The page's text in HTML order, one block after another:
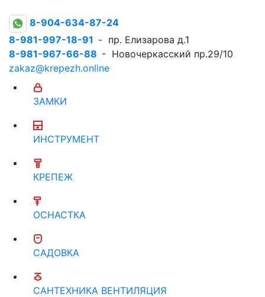
8-904-634-87-24
8-981-997-18-91 - пр. Елизарова д.1
8-981-967-66-88 - Новочеркасский пр.29/10
zakaz@krepezh.online
ЗАМКИ
ИНСТРУМЕНТ
КРЕПЕЖ
ОСНАСТКА
САДОВКА
САНТЕХНИКА ВЕНТИЛЯЦИЯ